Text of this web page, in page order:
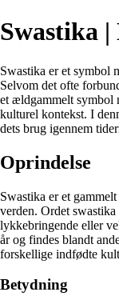
Swastika |
Swastika er et symbol
Selvom det ofte
et ældgammelt symbol
kulturel kontekst. I
dets brug igennem
Oprindelse
Swastika er et
verden. Ordet
lykkebringende eller
år og findes blandt
forskellige indfødte
Betydning